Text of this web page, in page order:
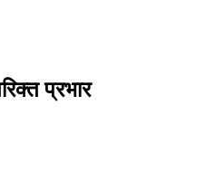
प्रभार